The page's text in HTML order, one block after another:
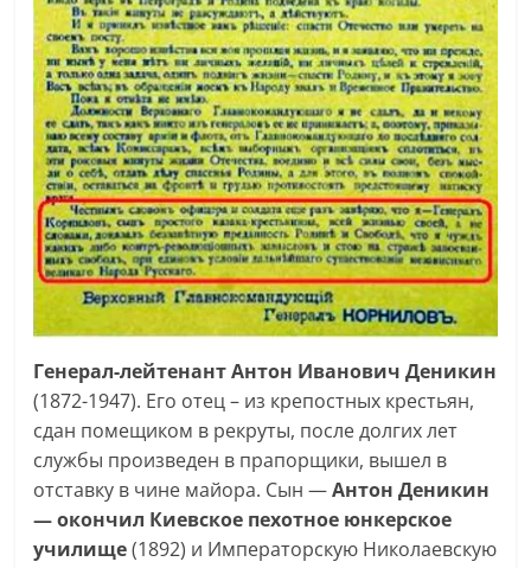
Генерал-лейтенант Антон Иванович Деникин
(1872-1947). Его отец – из крепостных крестьян,
сдан помещиком в рекруты, после долгих лет
службы произведен в прапорщики, вышел в
отставку в чине майора. Сын —Антон Деникин
— окончил Киевское пехотное юнкерское
училище(1892) и Императорскую Николаевскую